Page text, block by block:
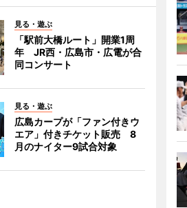
見る・遊ぶ
「駅前大橋ルート」開業1周
年 JR西・広島市・広電が合
同コンサート
見る・遊ぶ
広島カープが「ファン付きウ
エア」付きチケット販売 8
月のナイター9試合対象